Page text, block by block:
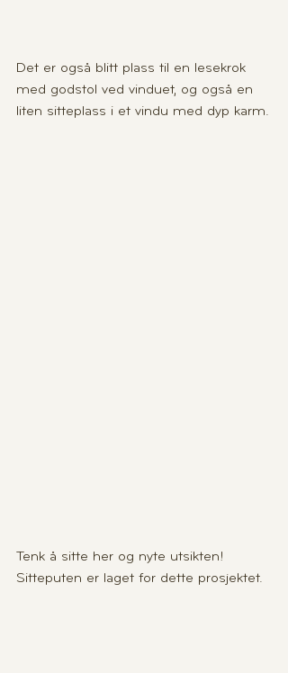
Det er også blitt plass til en lesekrok
med godstol ved vinduet, og også en
liten sitteplass i et vindu med dyp karm.
Tenk å sitte her og nyte utsikten!
Sitteputen er laget for dette prosjektet.